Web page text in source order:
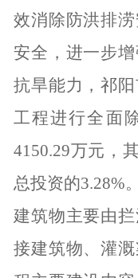
效消除防洪排
安全，进一步
抗旱能力，祁
工程进行全面
4150.29万元，
总投资的3.28%
建筑物主要由
接建筑物、灌